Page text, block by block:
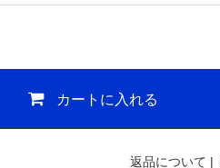
カートに入れる
返品について |